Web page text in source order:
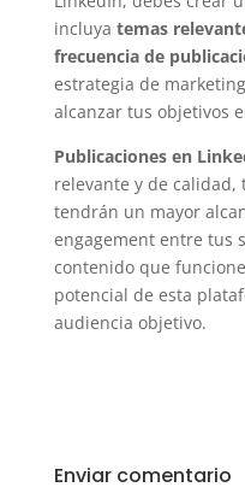
incluya temas
frecuencia de
estrategia de
alcanzar tus objetivos
Publicaciones en
relevante y de calidad,
tendrán un mayor
engagement entre tus
contenido que
potencial de esta
audiencia objetivo.
Enviar comentario